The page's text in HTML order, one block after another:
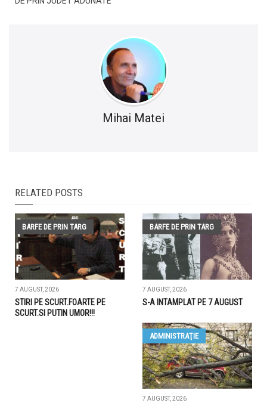
Mihai Matei
RELATED POSTS
BARFE DE PRIN TARG
7 AUGUST, 2026
STIRI PE SCURT.FOARTE PE
SCURT.SI PUTIN UMOR!!!
BARFE DE PRIN TARG
7 AUGUST, 2026
S-A INTAMPLAT PE 7 AUGUST
ADMINISTRAŢIE
7 AUGUST, 2026